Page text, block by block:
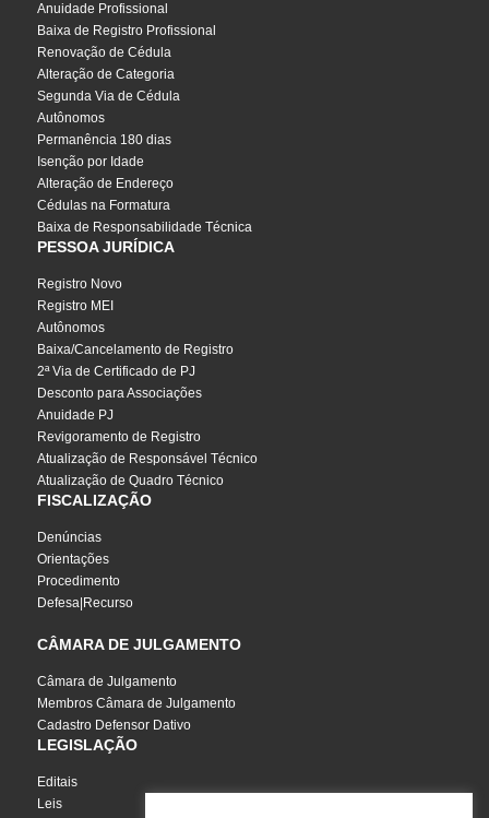
Anuidade Profissional
Baixa de Registro Profissional
Renovação de Cédula
Alteração de Categoria
Segunda Via de Cédula
Autônomos
Permanência 180 dias
Isenção por Idade
Alteração de Endereço
Cédulas na Formatura
Baixa de Responsabilidade Técnica
PESSOA JURÍDICA
Registro Novo
Registro MEI
Autônomos
Baixa/Cancelamento de Registro
2ª Via de Certificado de PJ
Desconto para Associações
Anuidade PJ
Revigoramento de Registro
Atualização de Responsável Técnico
Atualização de Quadro Técnico
FISCALIZAÇÃO
Denúncias
Orientações
Procedimento
Defesa|Recurso
CÂMARA DE JULGAMENTO
Câmara de Julgamento
Membros Câmara de Julgamento
Cadastro Defensor Dativo
LEGISLAÇÃO
Editais
Leis